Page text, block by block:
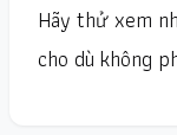
Hãy thử xem
cho dù không